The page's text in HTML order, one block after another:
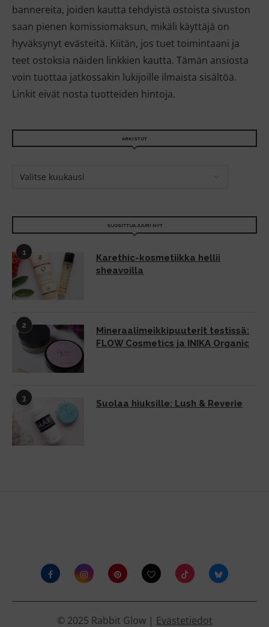
bannereita, joiden kautta tehdyistä ostoista sivuston
saan pienen komissiomaksun, mikäli käyttäjä on
hyväksynyt evästeitä. Kiitän, jos tuet toimintaani ja
teet ostoksia näiden linkkien kautta. Tämän ansiosta
voin tuottaa jatkossakin lukijoille ilmaista sisältöä.
Linkit eivät nosta tuotteiden hintoja.
ARKISTOT
SUOSITTUA JUURI NYT
1
Karethic-kosmetiikka hellii
sheavoilla
2
Mineraalimeikkipuuterit testissä:
FLOW Cosmetics ja INIKA Organic
3 Suolaa hiuksille: Lush & Reverie
© 2025 Rabbit Glow | Evästetiedot